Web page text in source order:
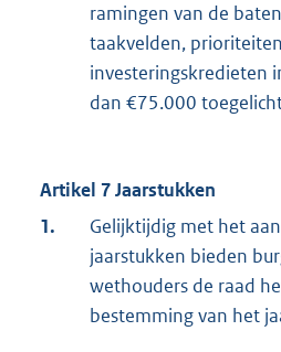
ramingen van de
taakvelden,
investeringskredieten
dan €75.000
Artikel 7 Jaarstukken
1.
Gelijktijdig met het
jaarstukken bieden
wethouders de raad
bestemming van het